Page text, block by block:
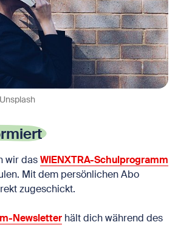
wir dasWIENXTRA-Schulprogramm
Mit dem persönlichen Abo
zugeschickt.
Newsletter hält dich während des